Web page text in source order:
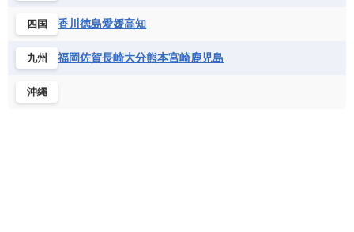
フランス領ギアナ
ベネズエラ
ベリーズ
ボリビア
メキシコ
チュニジア
ナミビア
ニジェール
ブルキナファソ
マダガスカル
四国 香川 徳島愛媛高知
九州 福岡佐賀長崎大分熊本宮崎鹿児島
沖縄